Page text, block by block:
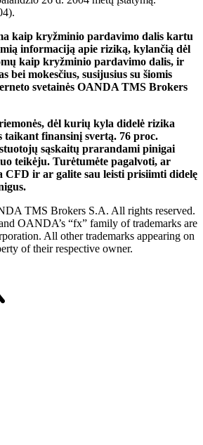
kaip kryžminio pardavimo dalis kartu
informaciją apie riziką, kylančią dėl
kaip kryžminio pardavimo dalis, ir
bei mokesčius, susijusius su šiomis
svetainės OANDA TMS Brokers
dėl kurių kyla didelė rizika
finansinį svertą. 76 proc.
sąskaitų prarandami pinigai
teikėju. Turėtumėte pagalvoti, ar
CFD ir ar galite sau leisti prisiimti didelę
TMS Brokers S.A. All rights reserved.
OANDA’s “fx” family of trademarks are
All other trademarks appearing on
of their respective owner.